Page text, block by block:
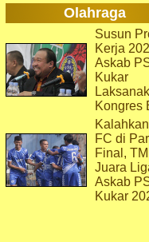
Olahraga
Susun
Kerja
Askab
Kukar
Kongres
FC di
Final,
Juara
Askab
Kukar